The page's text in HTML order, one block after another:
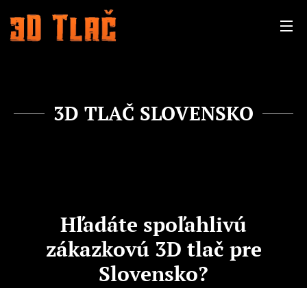
3D TLAČ SLOVENSKO
Hľadáte spoľahlivú
zákazkovú 3D tlač pre
Slovensko?